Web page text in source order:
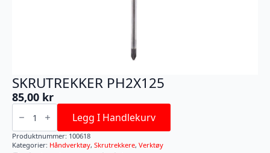
SKRUTREKKER PH2X125
85,00 kr
SKRUTREKKER
PH2X125 Legg I Handlekurv
Produktnummer: 100618
Kategorier: Håndverktøy, Skrutrekkere, Verktøy